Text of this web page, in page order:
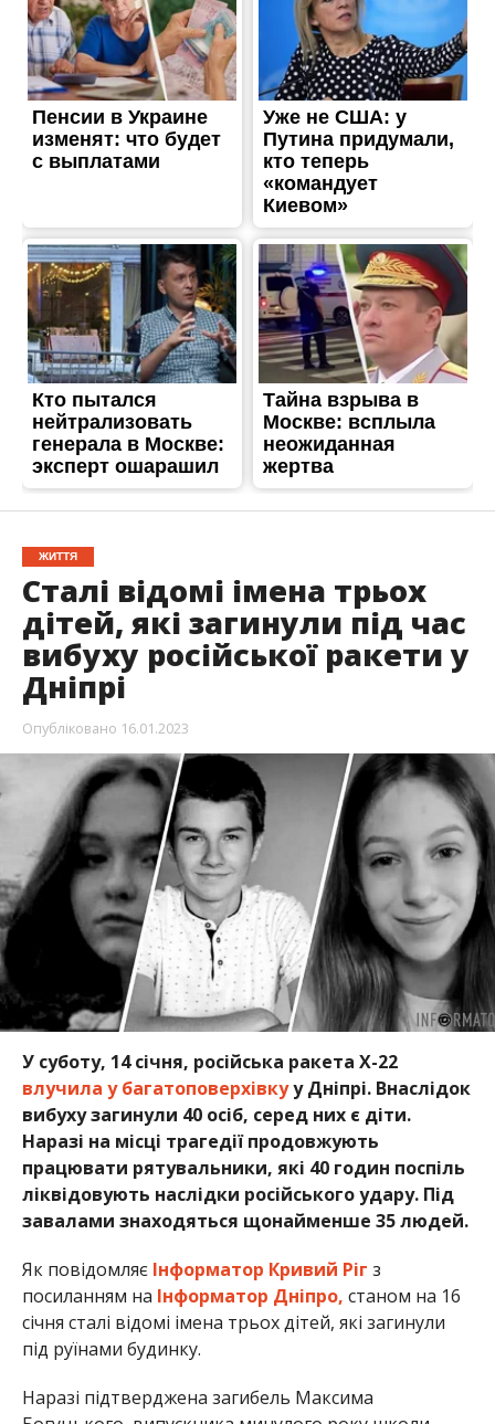
ЖИТТЯ
Сталі відомі імена трьох
дітей, які загинули під час
вибуху російської ракети у
Дніпрі
Опубліковано 16.01.2023
У суботу, 14 січня, російська ракета Х-22
влучила у багатоповерхівкуу Дніпрі. Внаслідок
вибуху загинули 40 осіб, серед них є діти.
Наразі на місці трагедії продовжують
працювати рятувальники, які 40 годин поспіль
ліквідовують наслідки російського удару. Під
завалами знаходяться щонайменше 35 людей.
Як повідомляє Інформатор Кривий Ріг з
посиланням на Інформатор Дніпро, станом на 16
січня сталі відомі імена трьох дітей, які загинули
під руїнами будинку.
Наразі підтверджена загибель Максима